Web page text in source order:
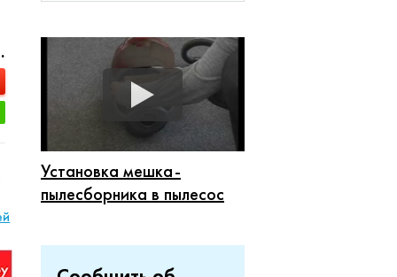
Установка мешка-
пылесборника в пылесос